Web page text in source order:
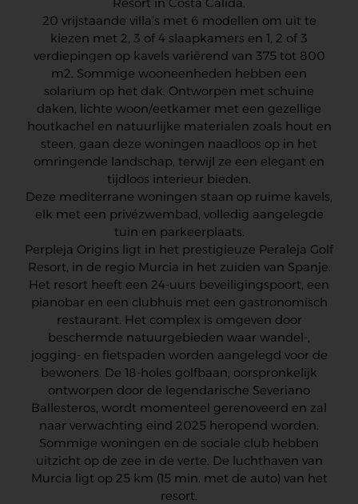
20 vrijstaande villa’s met 6 modellen om uit te
kiezen met 2, 3 of 4 slaapkamers en 1, 2 of 3
verdiepingen op kavels variërend van 375 tot 800
m2. Sommige wooneenheden hebben een
solarium op het dak. Ontworpen met schuine
daken, lichte woon/eetkamer met een gezellige
houtkachel en natuurlijke materialen zoals hout en
steen, gaan deze woningen naadloos op in het
omringende landschap, terwijl ze een elegant en
tijdloos interieur bieden.
Deze mediterrane woningen staan op ruime kavels,
elk met een privézwembad, volledig aangelegde
tuin en parkeerplaats.
Perpleja Origins ligt in het prestigieuze Peraleja Golf
Resort, in de regio Murcia in het zuiden van Spanje.
Het resort heeft een 24-uurs beveiligingspoort, een
pianobar en een clubhuis met een gastronomisch
restaurant. Het complex is omgeven door
beschermde natuurgebieden waar wandel-,
jogging- en fietspaden worden aangelegd voor de
bewoners. De 18-holes golfbaan, oorspronkelijk
ontworpen door de legendarische Severiano
Ballesteros, wordt momenteel gerenoveerd en zal
naar verwachting eind 2025 heropend worden.
Sommige woningen en de sociale club hebben
uitzicht op de zee in de verte. De luchthaven van
Murcia ligt op 25 km (15 min. met de auto) van het
resort.